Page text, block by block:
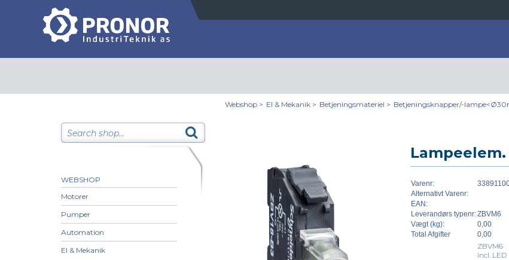
WEBSHOP
Motorer
Pumper
Automation
El & Mekanik
Webshop > El & Mekanik > Betjeningsmateriel > Betjeningsknapper/-
Lampeelem.
Varenr:
Alternativt Varenr:
EAN:
Leverandørs typenr:ZBVM6
Vægt (kg):
0,00
Total Afgifter
0,00
ZBVM6
incl. LED